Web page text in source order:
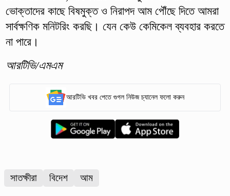
ভোক্তাদের কাছে বিষমুক্ত ও নিরাপদ আম পৌঁছে দিতে আমরা
সার্বক্ষণিক মনিটরিং করছি। যেন কেউ কেমিকেল ব্যবহার করতে
না পারে।
আরটিভি/এমএম
আরটিভি খবর পেতে গুগল নিউজ চ্যানেল ফলো করুন
সাতক্ষীরা বিদেশ আম